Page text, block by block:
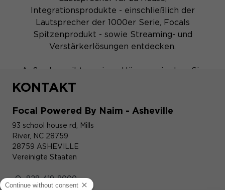
Integrationsprodukte - einschließlich der
Lautsprecher der 1000er Serie, Focals
Spitzenprodukt - sowie Streaming- und
Verstärkerlösungen entdecken.
Außerdem gibt es einen Hörraum, in dem Sie
den Klang von Focal und Naim in vollen Zügen
KONTAKT
Focal Powered By Naim - Asheville
93 school house rd, Mills
River, NC 28759
28759 ASHEVILLE
Vereinigte Staaten
828-419-8000